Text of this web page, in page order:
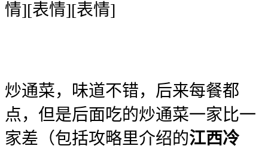
情][表情][表情]
炒通菜，味道不错，后来每餐都
点，但是后面吃的炒通菜一家比一
家差（包括攻略里介绍的江西冷